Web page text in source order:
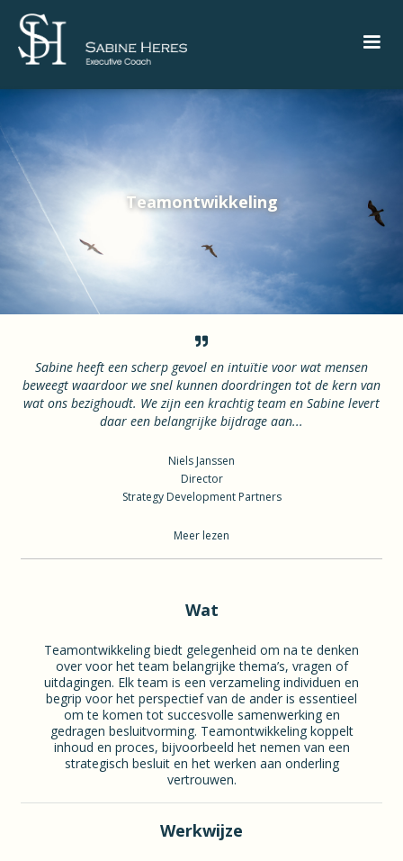
Teamontwikkeling

Sabine heeft een scherp gevoel en intuïtie voor wat mensen
beweegt waardoor we snel kunnen doordringen tot de kern van
wat ons bezighoudt. We zijn een krachtig team en Sabine levert
daar een belangrijke bijdrage aan...
Niels Janssen
Director
Strategy Development Partners
Meer lezen
Wat
Teamontwikkeling biedt gelegenheid om na te denken
over voor het team belangrijke thema’s, vragen of
uitdagingen. Elk team is een verzameling individuen en
begrip voor het perspectief van de ander is essentieel
om te komen tot succesvolle samenwerking en
gedragen besluitvorming. Teamontwikkeling koppelt
inhoud en proces, bijvoorbeeld het nemen van een
strategisch besluit en het werken aan onderling
vertrouwen.
Werkwijze